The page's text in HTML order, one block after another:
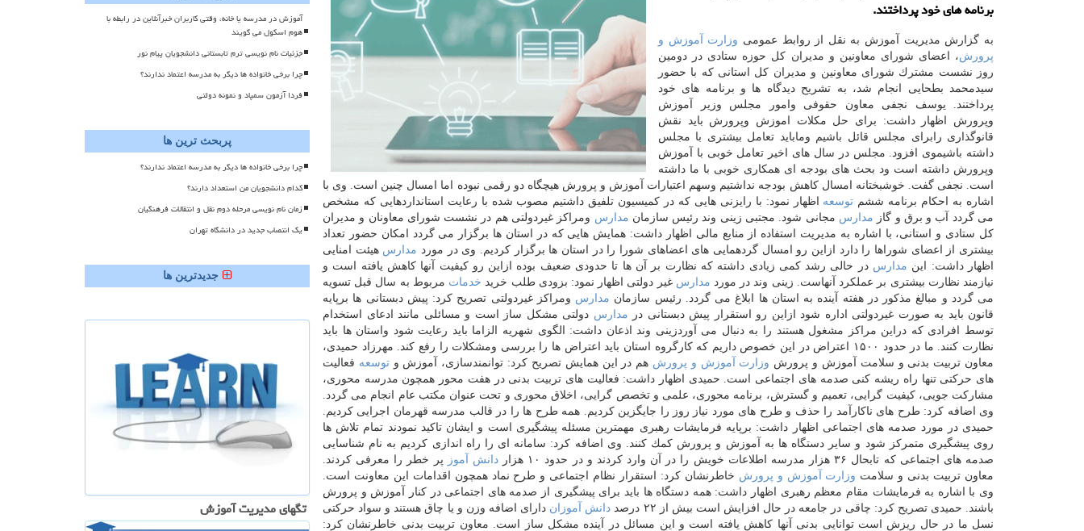
برنامه های خود پرداختند.
به گزارش مدیریت آموزش به نقل از روابط عمومی وزارت آموزش و
پرورش، اعضای شورای معاونین و مدیران كل حوزه ستادی در دومین
روز نشست مشترك شورای معاونین و مدیران كل استانی كه با حضور
سیدمحمد بطحایی انجام شد، به تشریح دیدگاه ها و برنامه های خود
پرداختند. یوسف نجفی معاون حقوفی وامور مجلس وزیر آموزش
وپرورش اظهار داشت: برای حل مكلات اموزش وپرورش باید نقش
قانوگذاری رابرای مجلس قائل باشیم وماباید تعامل بیشتری با مجلس
داشته باشیموی افزود. مجلس در سال های اخیر تعامل خوبی با آموزش
وپرورش داشته است ود بحث های بودجه ای همكاری خوبی با ما داشته
است. نجفی گفت. خوشبختانه امسال كاهش بودجه نداشتیم وسهم اعتبارات آموزش و پرورش هیچگاه دو رقمی نبوده اما امسال چنین است. وی با
اشاره به احكام برنامه ششم توسعه اظهار نمود: با رایزنی هایی كه در كمیسیون تلفیق داشتیم مصوب شده با رعایت استانداردهایی كه مشخص
می گردد آب و برق و گاز مدارس مجانی شود. مجتبی زینی وند رئیس سازمان مدارس ومراكز غیردولتی هم در نشست شورای معاونان و مدیران
كل ستادی و استانی، با اشاره به مدیریت استفاده از منابع مالی اظهار داشت: همایش هایی كه در استان ها برگزار می گردد امكان حضور تعداد
بیشتری از اعضای شوراها را دارد ازاین رو امسال گردهمایی های اعضاهای شورا را در استان ها برگزار كردیم. وی در مورد مدارس هیئت امنایی
اظهار داشت: این مدارس در حالی رشد كمی زیادی داشته كه نظارت بر آن ها تا حدودی ضعیف بوده ازاین رو كیفیت آنها كاهش یافته است و
نیازمند نظارت بیشتری بر عملكرد آنهاست. زینی وند در مورد مدارس غیر دولتی اظهار نمود: بزودی طلب خرید خدمات مربوط به سال قبل تسویه
می گردد و مبالغ مذكور در هفته آینده به استان ها ابلاغ می گردد. رئیس سازمان مدارس ومراكز غیردولتی تصریح كرد: پیش دبستانی ها برپایه
قانون باید به صورت غیردولتی اداره شود ازاین رو استقرار پیش دبستانی در مدارس دولتی مشكل ساز است و مسائلی مانند ادعای استخدام
توسط افرادی كه دراین مراكز مشغول هستند را به دنبال می آوردزینی وند اذعان داشت: الگوی شهریه الزاما باید رعایت شود واستان ها باید
نظارت كنند. ما در حدود ۱۵۰۰ اعتراض در این خصوص داریم كه كارگروه استان باید اعتراض ها را بررسی ومشكلات را رفع كند. مهرزاد حمیدی،
معاون تربیت بدنی و سلامت آموزش و پرورش وزارت آموزش و پرورش هم در این همایش تصریح كرد: توانمندسازی، آموزش وتوسعه فعالیت
های حركتی تنها راه ریشه كنی صدمه های اجتماعی است. حمیدی اظهار داشت: فعالیت های تربیت بدنی در هفت محور همچون مدرسه محوری،
مشاركت جویی، كیفیت گرایی، تعمیم و گسترش، برنامه محوری، علمی و تخصص گرایی، اخلاق محوری و تحت عنوان مكتب عام انجام می گردد.
وی اضافه كرد: طرح های ناكارآمد را حذف و طرح های مورد نیاز روز را جایگزین كردیم. همه طرح ها را در قالب مدرسه قهرمان اجرایی كردیم.
حمیدی در مورد صدمه های اجتماعی اظهار داشت: برپایه فرمایشات رهبری مهمترین مسئله پیشگیری است و ایشان تاكید نمودند تمام تلاش ها
روی پیشگیری متمركز شود و سایر دستگاه ها به آموزش و پرورش كمك كنند. وی اضافه كرد: سامانه ای را راه اندازی كردیم به نام شناسایی
صدمه های اجتماعی كه تابحال ۳۶ هزار مدرسه اطلاعات خویش را در آن وارد كردند و در حدود ۱۰ هزار
دانش آموز
پر خطر را معرفی كردند.
معاون تربیت بدنی و سلامت وزارت آموزش و پرورش خاطرنشان كرد: استقرار نظام اجتماعی و طرح نماد همچون اقدامات این معاونت است.
وی با اشاره به فرمایشات مقام معظم رهبری اظهار داشت: همه دستگاه ها باید برای پیشگیری از صدمه های اجتماعی در كنار آموزش و پرورش
باشند. حمیدی تصریح كرد: چاقی در جامعه در حال افزایش است بیش از ۲۲ درصد
دانش آموزان دارای اضافه وزن و یا چاق هستند و سواد حركتی
نسل ما در حال ریزش است توانایی بدنی آنها كاهش یافته است و این مسائل در آینده مشكل ساز است. معاون تربیت بدنی خاطرنشان كرد:
آموزش در مدرسه یا خانه، وقتی کاربران خبرآنلاین در رابطه با
هوم اسکول می گویند
جزئیات نام نویسی ترم تابستانی دانشجویان پیام نور
چرا برخی خانواده ها دیگر به مدرسه اعتماد ندارند؟
فردا آزمون سمپاد و نمونه دولتی
پربحث ترین ها
چرا برخی خانواده ها دیگر به مدرسه اعتماد ندارند؟
کدام دانشجویان من استعداد دارند؟
زمان نام نویسی مرحله دوم نقل و انتقالات فرهنگیان
یک انتصاب جدید در دانشگاه تهران
جدیدترین ها
تگهای مدیریت آموزش